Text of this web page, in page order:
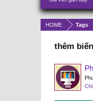
HOME Tags
thêm biến